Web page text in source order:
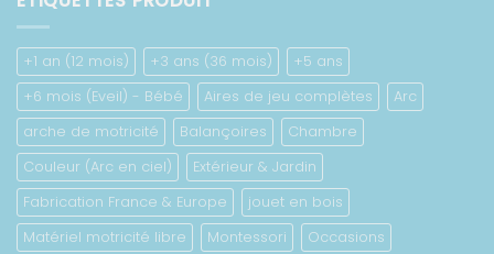
+1 an (12 mois) +3 ans (36 mois)
+5 ans
+6 mois (Eveil) - Bébé
Aires de jeu complètes
Arc
arche de motricité
Balançoires
Chambre
Couleur (Arc en ciel)
Extérieur & Jardin
Fabrication France & Europe
jouet en bois
Matériel motricité libre
Montessori
Occasions